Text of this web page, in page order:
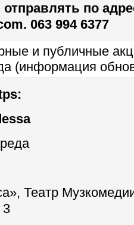
по
063 994 6377
Театр
3